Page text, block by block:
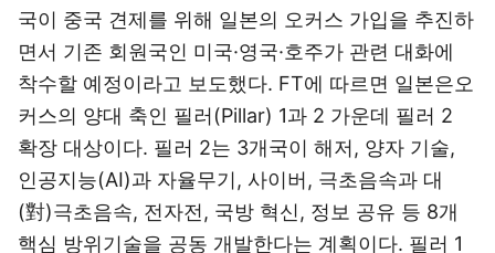
국이 중국 견제를 위해 일본의 오커스 가입을 추진하
면서 기존 회원국인 미국·영국·호주가 관련 대화에
착수할 예정이라고 보도했다. FT에 따르면 일본은오
커스의 양대 축인 필러(Pillar) 1과 2 가운데 필러 2
확장 대상이다. 필러 2는 3개국이 해저, 양자 기술,
인공지능(AI)과 자율무기, 사이버, 극초음속과 대
(對)극초음속, 전자전, 국방 혁신, 정보 공유 등 8개
핵심 방위기술을 공동 개발한다는 계획이다. 필러 1